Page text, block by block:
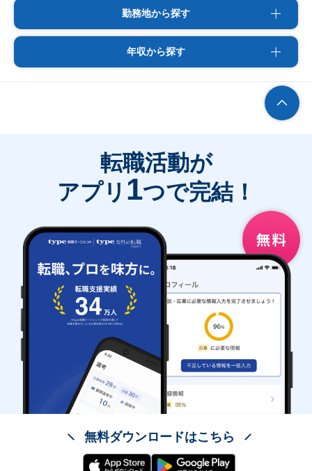
勤務地から探す
年収から探す
転職活動が
アプリ 1つで完結！
無料ダウンロードはこちら